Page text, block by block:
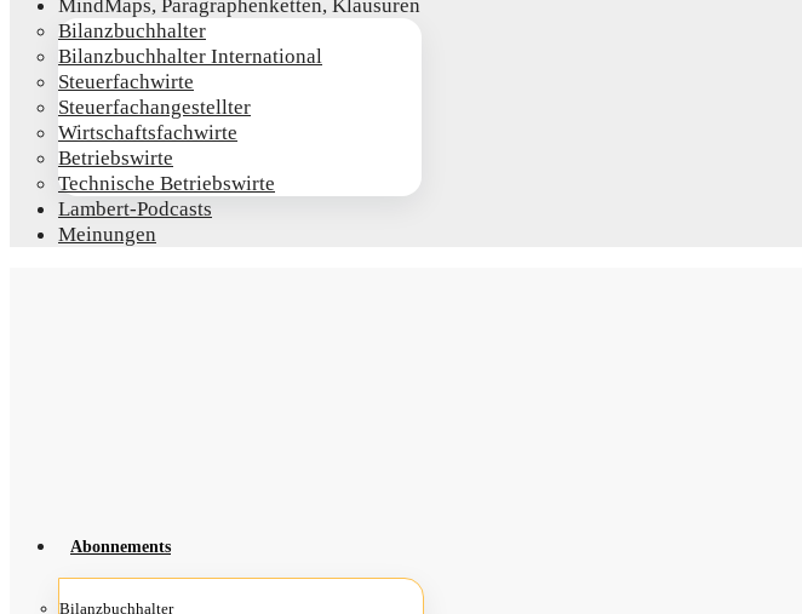
Mind­Maps, Para­gra­phen­ket­ten, Klausuren
Bilanz­buch­hal­ter
Bilanz­buch­hal­ter International
Steu­er­fach­wir­te
Steu­er­fach­an­ge­stell­ter
Wirt­schafts­fach­wir­te
Betriebs­wir­te
Tech­ni­sche Betriebswirte
Lam­­bert-Pod­­casts
Mei­nun­gen
Abon­ne­ments
Bilanz­buch­hal­ter